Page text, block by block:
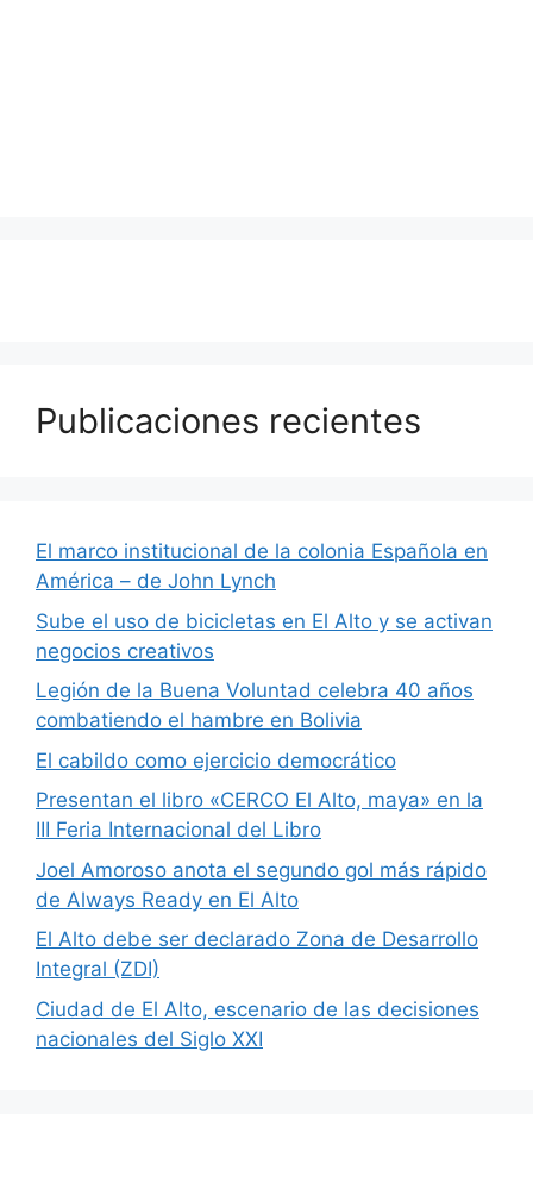
Publicaciones recientes
El marco institucional de la colonia Española en
América – de John Lynch
Sube el uso de bicicletas en El Alto y se activan
negocios creativos
Legión de la Buena Voluntad celebra 40 años
combatiendo el hambre en Bolivia
El cabildo como ejercicio democrático
Presentan el libro «CERCO El Alto, maya» en la
III Feria Internacional del Libro
Joel Amoroso anota el segundo gol más rápido
de Always Ready en El Alto
El Alto debe ser declarado Zona de Desarrollo
Integral (ZDI)
Ciudad de El Alto, escenario de las decisiones
nacionales del Siglo XXI